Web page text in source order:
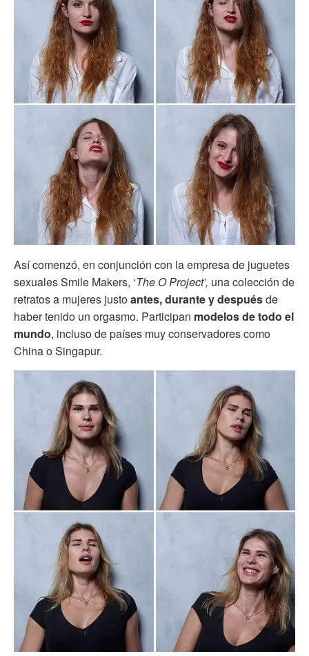
Así comenzó, en conjunción con la empresa de juguetes
sexuales Smile Makers, ‘The O Project’, una colección de
retratos a mujeres justoantes, durante y despuésde
haber tenido un orgasmo. Participan modelos de todo el
mundo, incluso de países muy conservadores como
China o Singapur.